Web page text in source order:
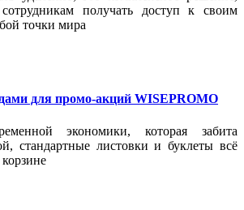
сотрудникам получать доступ к своим
точки мира
для промо-акций WISEPROMO
экономики, которая забита
стандартные листовки и буклеты всё